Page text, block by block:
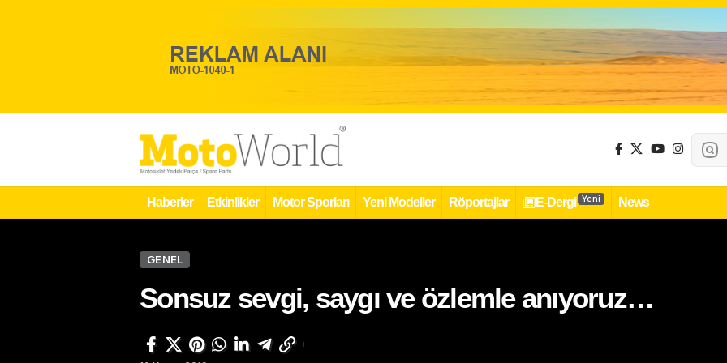
Haberler Etkinlikler Motor Sporları Yeni Modeller Röportajlar E-Dergi Yeni News
GENEL
Sonsuz sevgi, saygı ve özlemle anıyoruz…